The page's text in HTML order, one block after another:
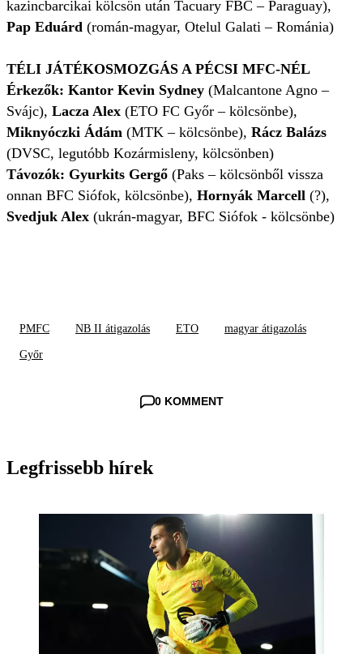
kazincbarcikai kölcsön után Tacuary FBC – Paraguay),
Pap Eduárd (román-magyar, Otelul Galati – Románia)
TÉLI JÁTÉKOSMOZGÁS A PÉCSI MFC-NÉL
Érkezők: Kantor Kevin Sydney (Malcantone Agno –
Svájc), Lacza Alex (ETO FC Győr – kölcsönbe),
Miknyóczki Ádám (MTK – kölcsönbe), Rácz Balázs
(DVSC, legutóbb Kozármisleny, kölcsönben)
Távozók: Gyurkits Gergő (Paks – kölcsönből vissza
onnan BFC Siófok, kölcsönbe), Hornyák Marcell (?),
Svedjuk Alex (ukrán-magyar, BFC Siófok - kölcsönbe)
PMFC NB II átigazolás ETO magyar átigazolás
Győr
0 KOMMENT
Legfrissebb hírek